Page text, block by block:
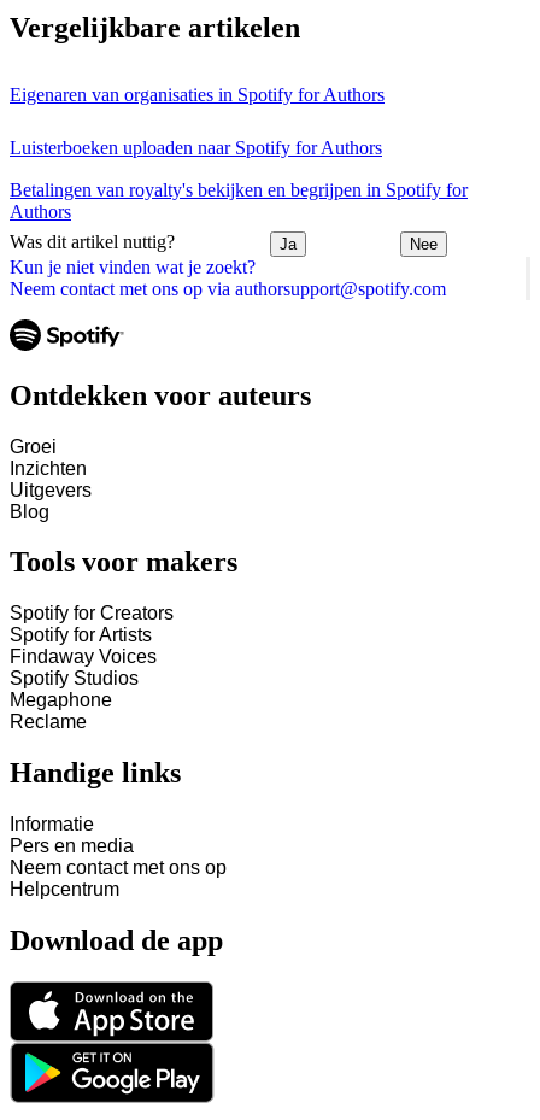
Kun je niet vinden wat je zoekt?
Neem contact met ons op via authorsupport@spotify.com
Vergelijkbare artikelen
Eigenaren van organisaties in Spotify for Authors
Luisterboeken uploaden naar Spotify for Authors
Betalingen van royalty's bekijken en begrijpen in Spotify for
Authors
Was dit artikel nuttig?
Ja Nee
Ontdekken voor auteurs
Groei
Inzichten
Uitgevers
Blog
Tools voor makers
Spotify for Creators
Spotify for Artists
Findaway Voices
Spotify Studios
Megaphone
Reclame
Handige links
Informatie
Pers en media
Neem contact met ons op
Helpcentrum
Download de app